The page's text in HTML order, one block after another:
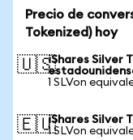
Precio de
Tokenized) hoy
🇺🇸iShares Silver
1 SLVon
🇪🇺iShares Silver
1 SLVon